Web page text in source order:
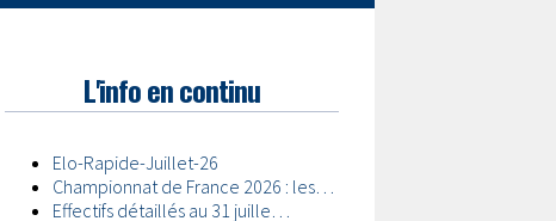
L'info en continu